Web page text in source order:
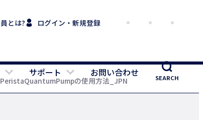
とは? ログイン・新規登録
サポート お問い合わせ SEARCH
の使用方法_JPN